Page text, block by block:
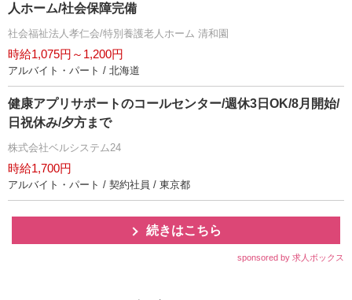
人ホーム/社会保障完備
社会福祉法人孝仁会/特別養護老人ホーム 清和園
時給1,075円～1,200円
アルバイト・パート / 北海道
健康アプリサポートのコールセンター/週休3日OK/8月開始/
日祝休み/夕方まで
株式会社ベルシステム24
時給1,700円
アルバイト・パート / 契約社員 / 東京都
続きはこちら
sponsored by 求人ボックス